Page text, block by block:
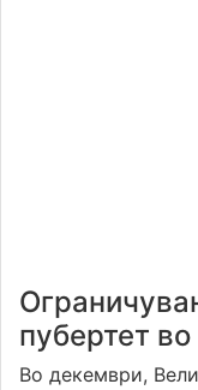
пубертет
Во декември,